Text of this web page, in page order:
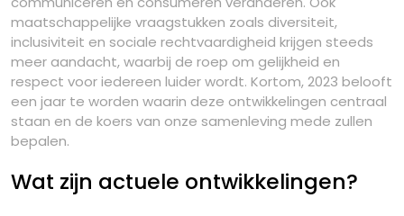
maatschappelijke vraagstukken zoals diversiteit,
inclusiviteit en sociale rechtvaardigheid krijgen steeds
meer aandacht, waarbij de roep om gelijkheid en
respect voor iedereen luider wordt. Kortom, 2023 belooft
een jaar te worden waarin deze ontwikkelingen centraal
staan en de koers van onze samenleving mede zullen
bepalen.
Wat zijn actuele ontwikkelingen?